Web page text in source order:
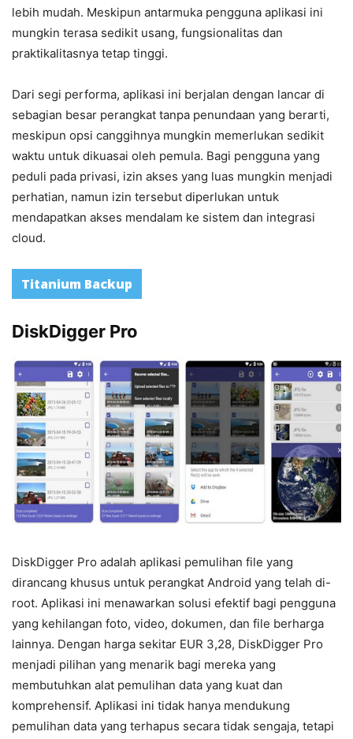
lebih mudah. Meskipun antarmuka pengguna aplikasi ini
mungkin terasa sedikit usang, fungsionalitas dan
praktikalitasnya tetap tinggi.
Dari segi performa, aplikasi ini berjalan dengan lancar di
sebagian besar perangkat tanpa penundaan yang berarti,
meskipun opsi canggihnya mungkin memerlukan sedikit
waktu untuk dikuasai oleh pemula. Bagi pengguna yang
peduli pada privasi, izin akses yang luas mungkin menjadi
perhatian, namun izin tersebut diperlukan untuk
mendapatkan akses mendalam ke sistem dan integrasi
cloud.
Titanium Backup
DiskDigger Pro
DiskDigger Pro adalah aplikasi pemulihan file yang
dirancang khusus untuk perangkat Android yang telah di-
root. Aplikasi ini menawarkan solusi efektif bagi pengguna
yang kehilangan foto, video, dokumen, dan file berharga
lainnya. Dengan harga sekitar EUR 3,28, DiskDigger Pro
menjadi pilihan yang menarik bagi mereka yang
membutuhkan alat pemulihan data yang kuat dan
komprehensif. Aplikasi ini tidak hanya mendukung
pemulihan data yang terhapus secara tidak sengaja, tetapi